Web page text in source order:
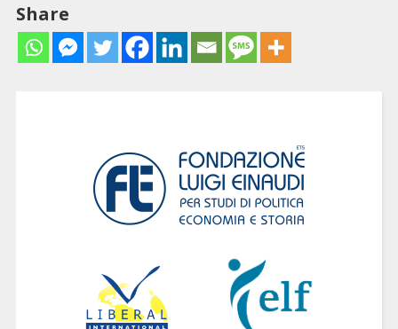
Share